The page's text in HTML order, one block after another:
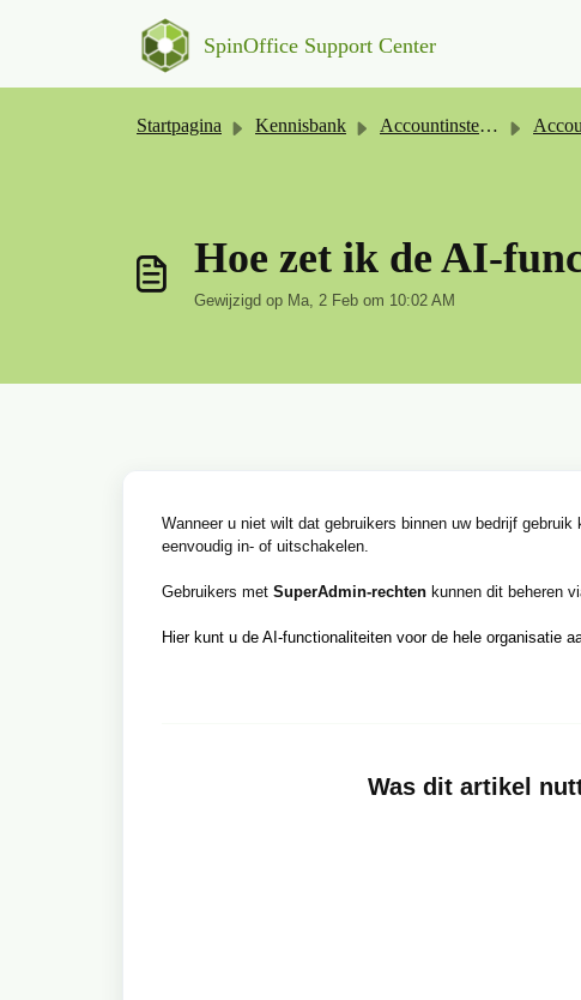
SpinOffice Support Center
Startpagina Kennisbank Accountinstellingen
Hoe zet ik de AI-
Gewijzigd op Ma, 2 Feb om 10:02 AM
Wanneer u niet wilt dat gebruikers binnen uw bedrijf
eenvoudig in- of uitschakelen.
Gebruikers met SuperAdmin-rechten kunnen dit beheren
Hier kunt u de AI-functionaliteiten voor de hele organisatie
Was dit artikel